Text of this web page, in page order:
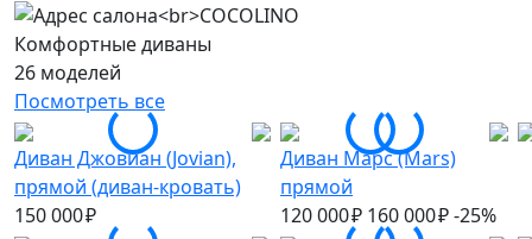
Комфортные диваны
26 моделей
Посмотреть все
Диван Джовиан (Jovian),
прямой (диван-кровать)
150 000 ₽
Диван Марс (Mars)
прямой
120 000 ₽ 160 000 ₽-25%